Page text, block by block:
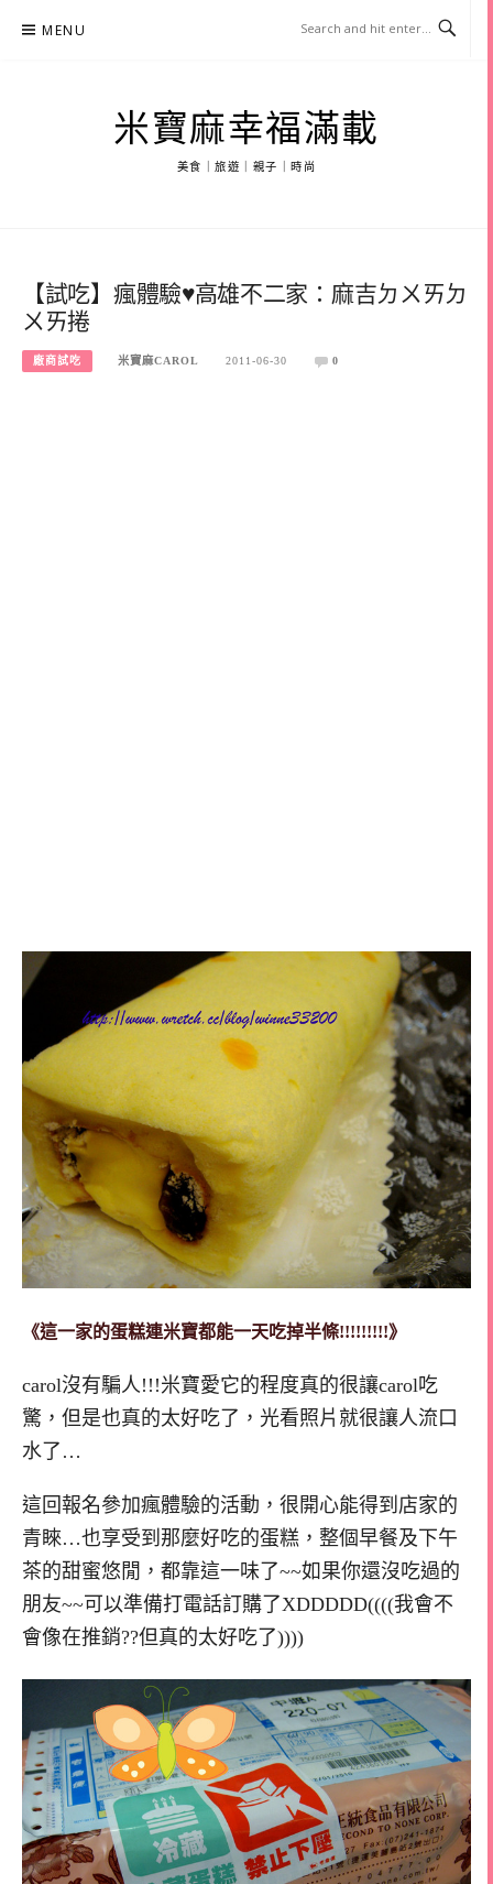
MENU
米寶麻幸福滿載
美食｜旅遊｜親子｜時尚
【試吃】瘋體驗♥高雄不二家：麻吉ㄉㄨㄞㄉ
ㄨㄞ捲
廠商試吃 米寶麻CAROL 2011-06-30 0
《這一家的蛋糕連米寶都能一天吃掉半條!!!!!!!!!》
carol沒有騙人!!!米寶愛它的程度真的很讓carol吃
驚，但是也真的太好吃了，光看照片就很讓人流口
水了…
這回報名參加瘋體驗的活動，很開心能得到店家的
青睞…也享受到那麼好吃的蛋糕，整個早餐及下午
茶的甜蜜悠閒，都靠這一味了~~如果你還沒吃過的
朋友~~可以準備打電話訂購了XDDDDD((((我會不
會像在推銷??但真的太好吃了))))